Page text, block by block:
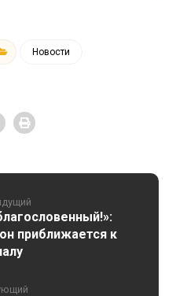
Новости
приближается к